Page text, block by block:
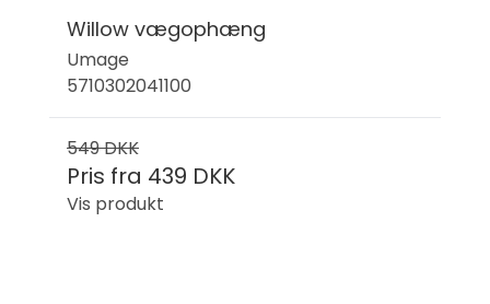
Willow vægophæng
Umage
5710302041100
549 DKK
Pris fra 439 DKK
Vis produkt